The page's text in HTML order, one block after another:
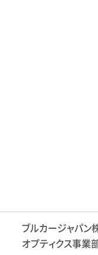
ブルカージャパン
オプティクス事業